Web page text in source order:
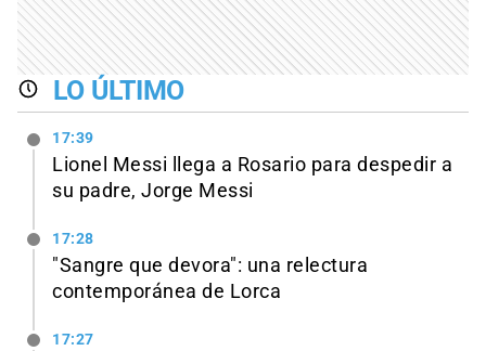
LO ÚLTIMO
17:39
Lionel Messi llega a Rosario para despedir a
su padre, Jorge Messi
17:28
"Sangre que devora": una relectura
contemporánea de Lorca
17:27